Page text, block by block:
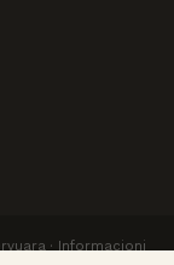
· Informacioni